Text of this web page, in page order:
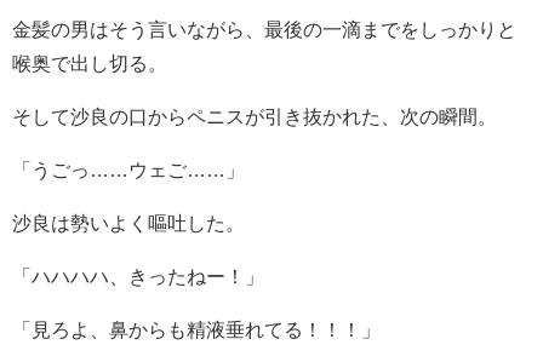
金髪の男はそう言いながら、最後の一滴までをしっかりと
喉奥で出し切る。
そして沙良の口からペニスが引き抜かれた、次の瞬間。
「うごっ……ウェご……」
沙良は勢いよく嘔吐した。
「ハハハハ、きったねー！」
「見ろよ、鼻からも精液垂れてる！！！」